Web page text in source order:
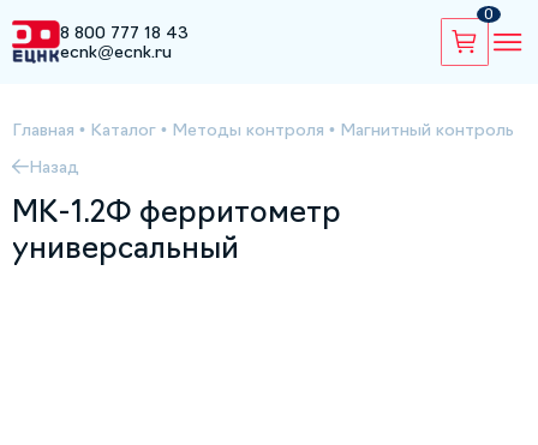
8 800 777 18 43
ecnk@ecnk.ru
0
Главная • Каталог • Методы контроля • Магнитный контроль
Назад
МК-1.2Ф ферритометр
универсальный